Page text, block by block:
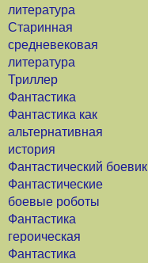
литература
Старинная
средневековая
литература
Триллер
Фантастика
Фантастика как
альтернативная
история
Фантастический боевик
Фантастические
боевые роботы
Фантастика
героическая
Фантастика